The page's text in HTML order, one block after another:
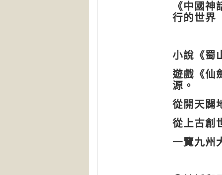
《中國
行的世界
小說《蜀
遊戲《仙
源。
從開天闢
從上古創
一覽九州